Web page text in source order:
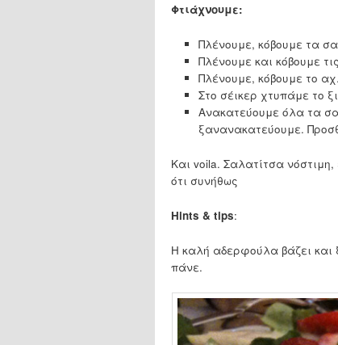
Φτιάχνουμε:
Πλένουμε, κόβουμε τα
Πλένουμε και κόβουμε
Πλένουμε, κόβουμε το
Στο σέικερ χτυπάμε το
Ανακατεύουμε όλα τα
ξανανακατεύουμε.
Και voila. Σαλατίτσα
ότι συνήθως
Hints & tips:
Η καλή αδερφούλα βάζει
πάνε.